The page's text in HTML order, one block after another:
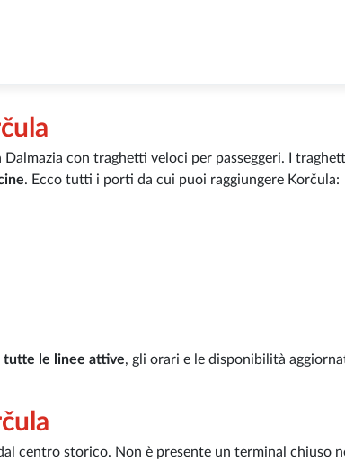
con traghetti veloci per passeggeri. I
. Ecco tutti i porti da cui puoi raggiungere Korčula:
tutte le linee attive, gli orari e le disponibilità
centro storico. Non è presente un terminal chiuso